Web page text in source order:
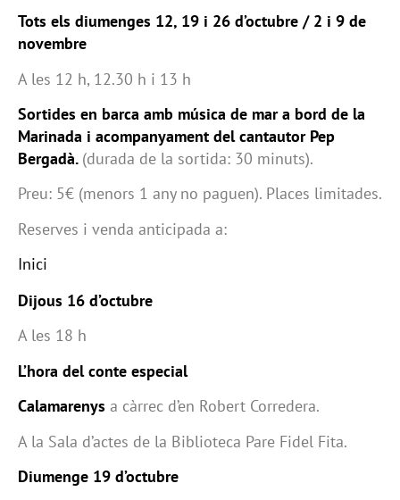
Tots els diumenges 12, 19 i 26 d’octubre / 2 i 9 de
novembre
A les 12 h, 12.30 h i 13 h
Sortides en barca amb música de mar a bord de la
Marinada i acompanyament del cantautor Pep
Bergadà. (durada de la sortida: 30 minuts).
Preu: 5€ (menors 1 any no paguen). Places limitades.
Reserves i venda anticipada a:
Inici
Dijous 16 d’octubre
A les 18 h
L’hora del conte especial
Calamarenys a càrrec d’en Robert Corredera.
A la Sala d’actes de la Biblioteca Pare Fidel Fita.
Diumenge 19 d’octubre